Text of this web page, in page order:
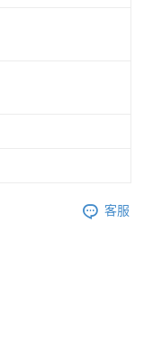
客服